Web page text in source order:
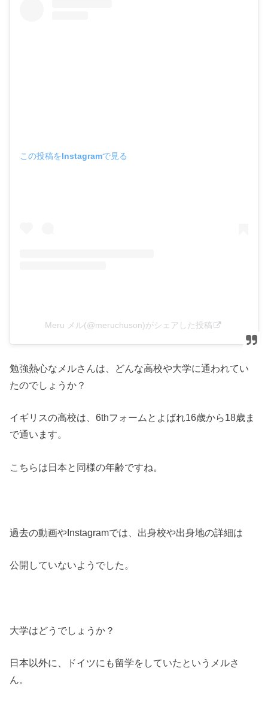
この投稿をInstagramで見る
Meru メル(@meruchuson)がシェアした投稿
勉強熱心なメルさんは、どんな高校や大学に通われてい
たのでしょうか？
イギリスの高校は、6thフォームとよばれ16歳から18歳ま
で通います。
こちらは日本と同様の年齢ですね。
過去の動画やInstagramでは、出身校や出身地の詳細は
公開していないようでした。
大学はどうでしょうか？
日本以外に、ドイツにも留学をしていたというメルさ
ん。